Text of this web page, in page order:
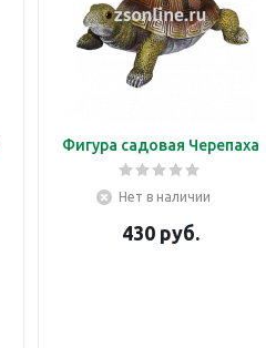
Фигура садовая Черепаха
Нет в наличии
430руб.